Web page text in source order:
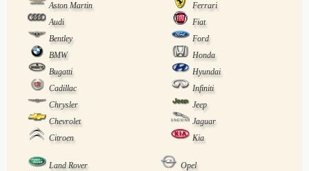
Aston Martin
Ferrari
Audi
Fiat
Bentley
Ford
BMW
Honda
Bugatti
Hyundai
Cadillac
Infiniti
Chrysler
Jeep
Chevrolet
Jaguar
Citroen
Kia
Land Rover
Opel